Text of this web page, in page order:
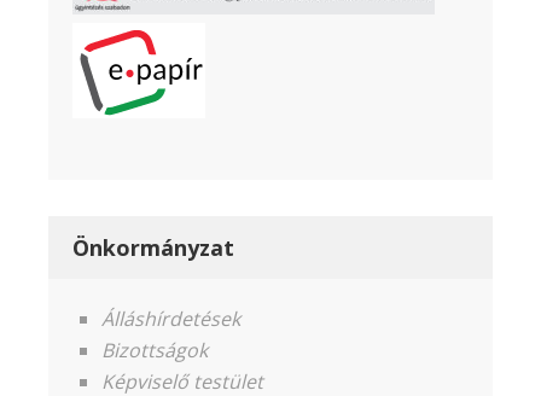
Önkormányzat
Álláshírdetések
Bizottságok
Képviselő testület